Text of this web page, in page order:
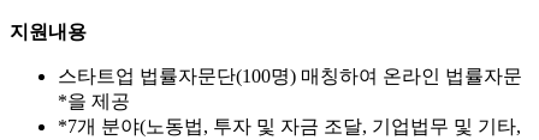
지원내용
스타트업 법률자문단(100명) 매칭하여 온라인 법률자문
*을 제공
*7개 분야(노동법, 투자 및 자금 조달, 기업법무 및 기타,